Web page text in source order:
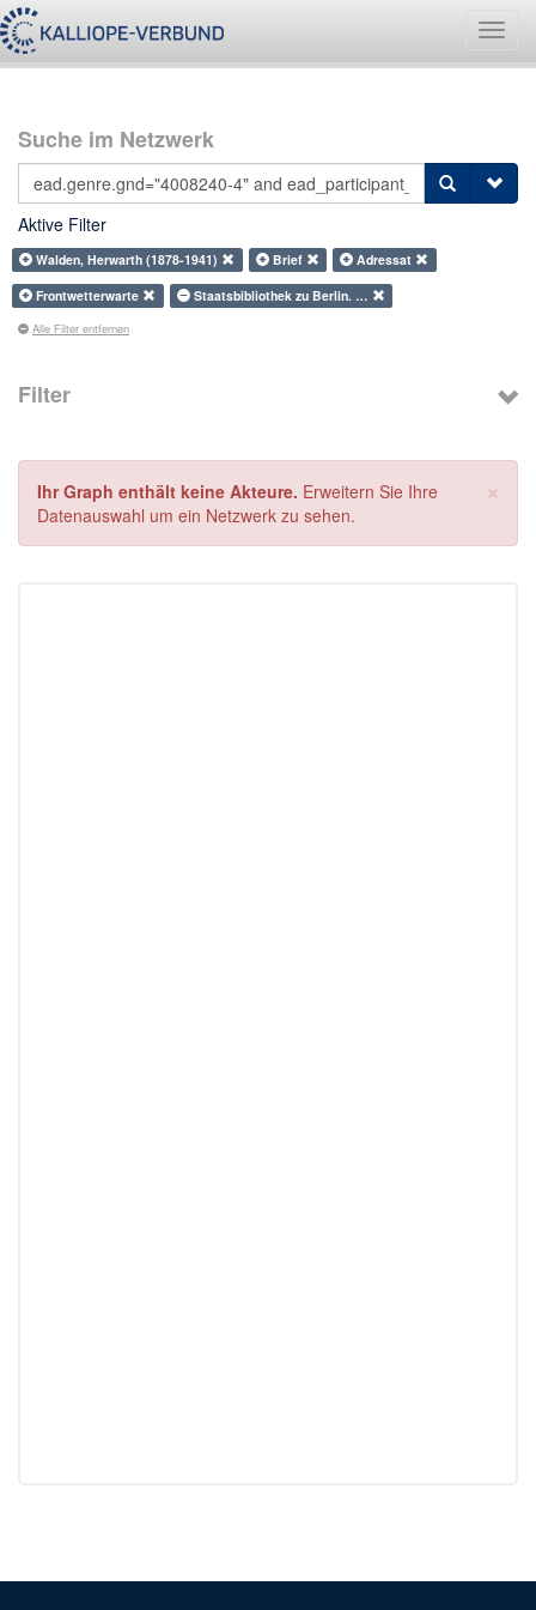
Suche im Netzwerk
Aktive Filter
Walden, Herwarth (1878-1941) Brief
Adressat
Frontwetterwarte
Staatsbibliothek zu Berlin. …
Alle Filter entfernen
Filter
×
Ihr Graph enthält keine Akteure. Erweitern Sie Ihre
Datenauswahl um ein Netzwerk zu sehen.